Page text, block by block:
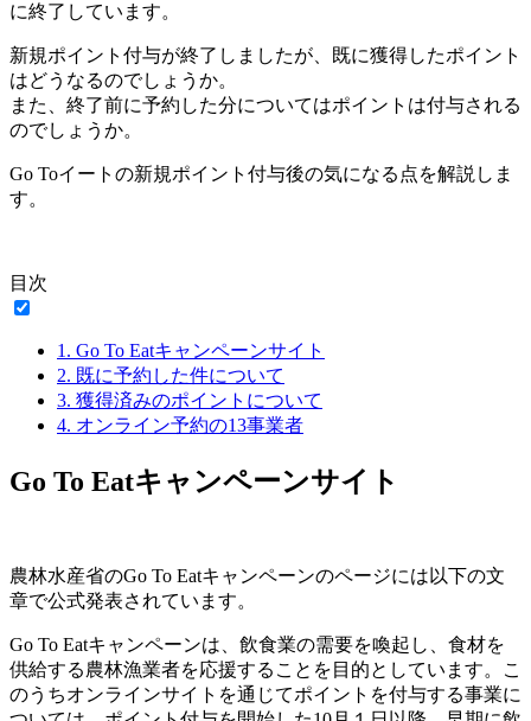
に終了しています。
新規ポイント付与が終了しましたが、既に獲得したポイント
はどうなるのでしょうか。
また、終了前に予約した分についてはポイントは付与される
のでしょうか。
Go Toイートの新規ポイント付与後の気になる点を解説しま
す。
目次
1. Go To Eatキャンペーンサイト
2. 既に予約した件について
3. 獲得済みのポイントについて
4. オンライン予約の13事業者
Go To Eatキャンペーンサイト
農林水産省のGo To Eatキャンペーンのページには以下の文
章で公式発表されています。
Go To Eatキャンペーンは、飲食業の需要を喚起し、食材を
供給する農林漁業者を応援することを目的としています。こ
のうちオンラインサイトを通じてポイントを付与する事業に